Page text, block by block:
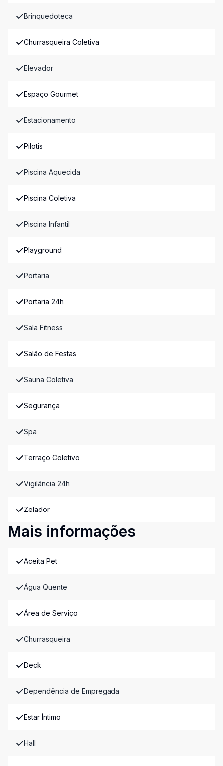
Brinquedoteca
Churrasqueira Coletiva
Elevador
Espaço Gourmet
Estacionamento
Pilotis
Piscina Aquecida
Piscina Coletiva
Piscina Infantil
Playground
Portaria
Portaria 24h
Sala Fitness
Salão de Festas
Sauna Coletiva
Segurança
Spa
Terraço Coletivo
Vigilância 24h
Zelador
Mais informações
Aceita Pet
Água Quente
Área de Serviço
Churrasqueira
Deck
Dependência de Empregada
Estar Íntimo
Hall